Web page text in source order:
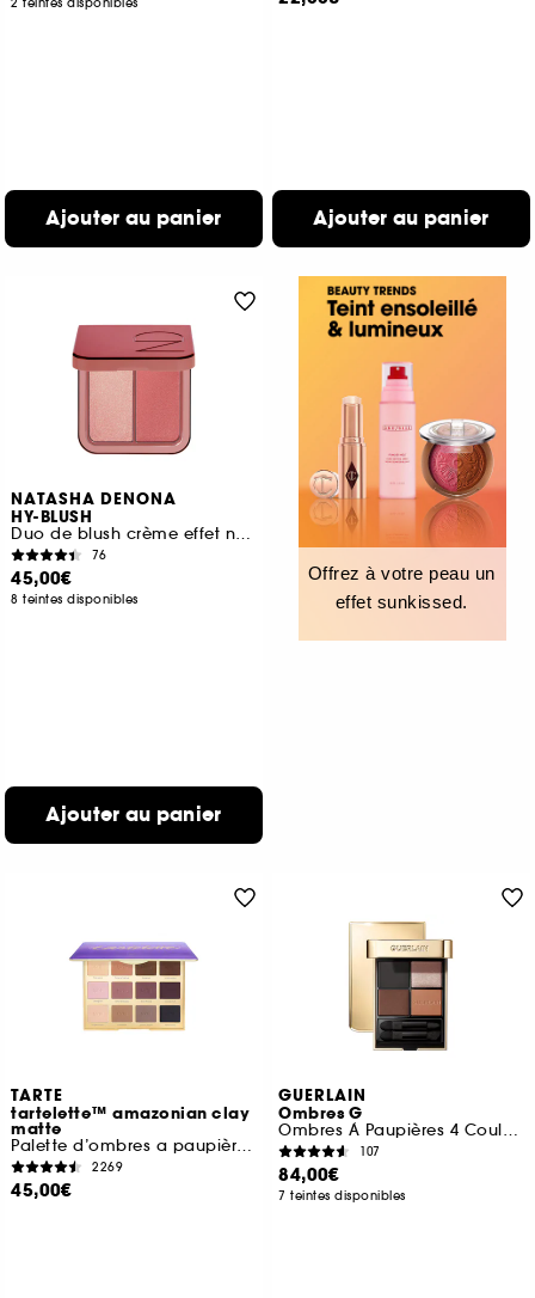
Ajouter au panier Ajouter au panier
NATASHA DENONA
HY-BLUSH
Duo de blush crème effet nuage
76
45,00€
8 teintes disponibles
Ajouter au panier
Offrez à votre peau un
effet sunkissed.
TARTE
tartelette™ amazonian clay
matte
Palette d’ombres a paupières aux tons froids
2269
45,00€
GUERLAIN
Ombres G
Ombres À Paupières 4 Couleurs
107
84,00€
7 teintes disponibles